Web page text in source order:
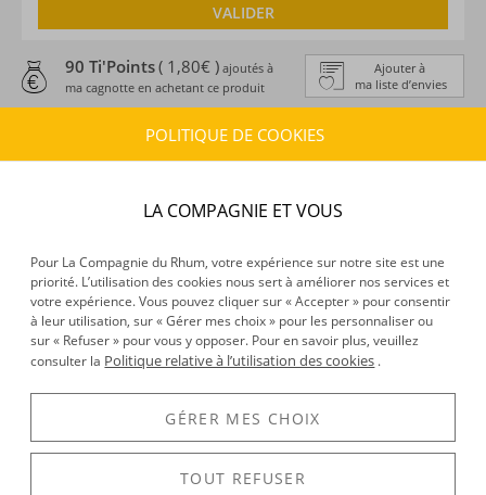
VALIDER
Ajouter à
ma liste d’envies
90 Ti'Points( 1,80€ ) ajoutés à
ma cagnotte en achetant ce produit
ESTIMATION DE LIVRAISON
Délais :Entre le10/08/2026et le11/08/2026
CARACTÉRISTIQUES DU PRODUIT
Type d’alcool :Whisky
Provenance :Japon
Distillation :Alambic
Edition :2022
POLITIQUE DE COOKIES
LA COMPAGNIE ET VOUS
Pour La Compagnie du Rhum, votre expérience sur notre site est une
priorité. L’utilisation des cookies nous sert à améliorer nos services et
votre expérience. Vous pouvez cliquer sur « Accepter » pour consentir
à leur utilisation, sur « Gérer mes choix » pour les personnaliser ou
sur « Refuser » pour vous y opposer. Pour en savoir plus, veuillez
consulter la Politique relative à l’utilisation des cookies .
GÉRER MES CHOIX
TOUT REFUSER